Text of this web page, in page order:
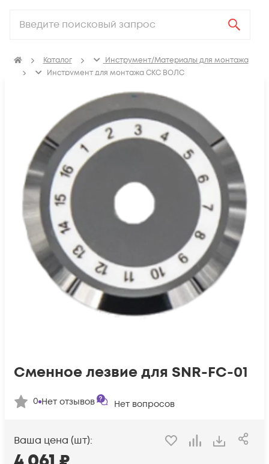
Каталог
Инструмент/Материалы для монтажа
Инструмент для монтажа СКС ВОЛС
Сменные ножи и резцы для оптоволокна
Сменное лезвие для SNR-FC-01
0 Нет отзывов Нет вопросов
Ваша цена (шт):